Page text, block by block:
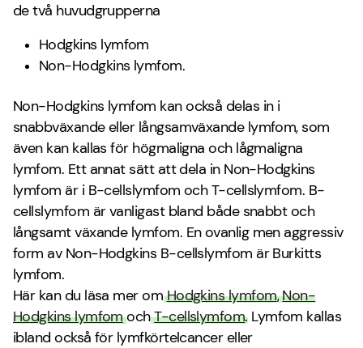
de två huvudgrupperna
Hodgkins lymfom
Non-Hodgkins lymfom.
Non-Hodgkins lymfom kan också delas in i
snabbväxande eller långsamväxande lymfom, som
även kan kallas för högmaligna och lågmaligna
lymfom. Ett annat sätt att dela in Non-Hodgkins
lymfom är i B-cellslymfom och T-cellslymfom. B-
cellslymfom är vanligast bland både snabbt och
långsamt växande lymfom. En ovanlig men aggressiv
form av Non-Hodgkins B-cellslymfom är Burkitts
lymfom.
Här kan du läsa mer omHodgkins lymfom,Non-
Hodgkins lymfomochT-cellslymfom. Lymfom kallas
ibland också för lymfkörtelcancer eller